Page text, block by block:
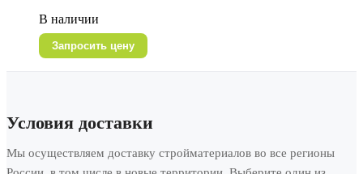
В наличии
Запросить цену
Условия доставки
Мы осуществляем доставку стройматериалов во все регионы